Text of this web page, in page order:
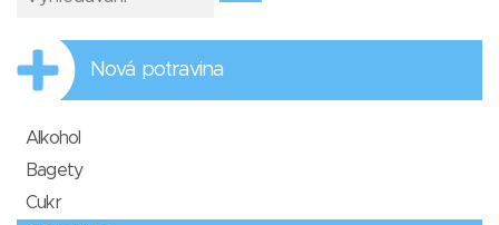
Nová potravina
Alkohol
Bagety
Cukr